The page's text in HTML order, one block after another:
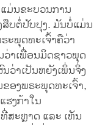
ມ່ນຂະບວນການ
ສືບຕໍ່ປັບປຸງ. ມັນບໍ່ແມ່ນ
ະພຸດທະເຈົ້າຄືວ່າ
ວ່າເພື່ອນມິດຊາວພຸດ
ວ່າເປັນຫຍັງເພິ່ນຈິ່ງ
ອງພຣະພຸດທະເຈົ້າ,
ຮງກ້າໃນ
ສະຫຼາດ ແລະ ເຫັນ